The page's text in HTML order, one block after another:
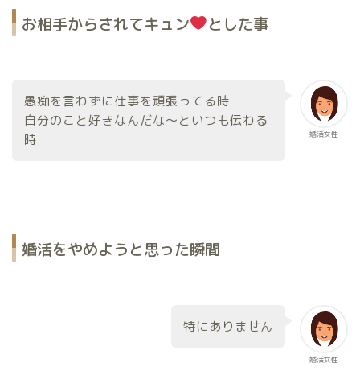
お相手からされてキュン とした事
婚活女性
愚痴を言わずに仕事を頑張ってる時
自分のこと好きなんだな～といつも伝わる
時
婚活をやめようと思った瞬間
婚活女性
特にありません